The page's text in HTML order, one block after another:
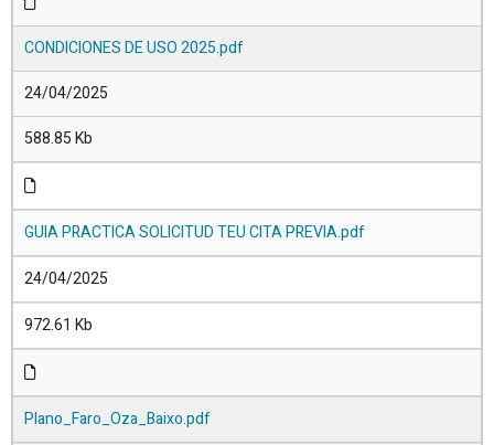
CONDICIONES DE USO 2025.pdf
24/04/2025
588.85 Kb
GUIA PRACTICA SOLICITUD TEU CITA PREVIA.pdf
24/04/2025
972.61 Kb
Plano_Faro_Oza_Baixo.pdf